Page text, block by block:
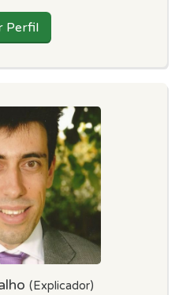
Perfil
(Explicador)